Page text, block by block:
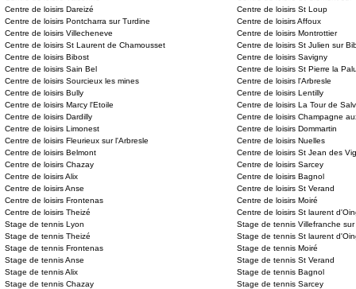
Centre de loisirs Dareizé
Centre de loisirs St Loup
Centre de loisirs Pontcharra sur Turdine
Centre de loisirs Affoux
Centre de loisirs Villecheneve
Centre de loisirs Montrottier
Centre de loisirs St Laurent de Chamousset
Centre de loisirs St Julien sur
Centre de loisirs Bibost
Centre de loisirs Savigny
Centre de loisirs Sain Bel
Centre de loisirs St Pierre la
Centre de loisirs Sourcieux les mines
Centre de loisirs l'Arbresle
Centre de loisirs Bully
Centre de loisirs Lentilly
Centre de loisirs Marcy l'Etoile
Centre de loisirs La Tour de
Centre de loisirs Dardilly
Centre de loisirs Champagne
Centre de loisirs Limonest
Centre de loisirs Dommartin
Centre de loisirs Fleurieux sur l'Arbresle
Centre de loisirs Nuelles
Centre de loisirs Belmont
Centre de loisirs St Jean des
Centre de loisirs Chazay
Centre de loisirs Sarcey
Centre de loisirs Alix
Centre de loisirs Bagnol
Centre de loisirs Anse
Centre de loisirs St Verand
Centre de loisirs Frontenas
Centre de loisirs Moiré
Centre de loisirs Theizé
Centre de loisirs St laurent
Stage de tennis Lyon
Stage de tennis Villefranche
Stage de tennis Theizé
Stage de tennis St laurent
Stage de tennis Frontenas
Stage de tennis Moiré
Stage de tennis Anse
Stage de tennis St Verand
Stage de tennis Alix
Stage de tennis Bagnol
Stage de tennis Chazay
Stage de tennis Sarcey